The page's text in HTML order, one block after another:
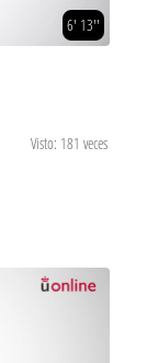
6' 13''
Visto: 181 veces